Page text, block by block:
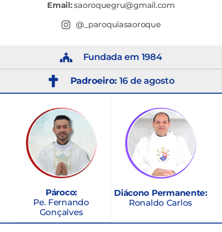
Email:saoroquegru@gmail.com
@_paroquiasaoroque
Fundada em 1984
Padroeiro: 16 de agosto
Pároco:
Pe. Fernando
Gonçalves
Diácono Permanente:
Ronaldo Carlos